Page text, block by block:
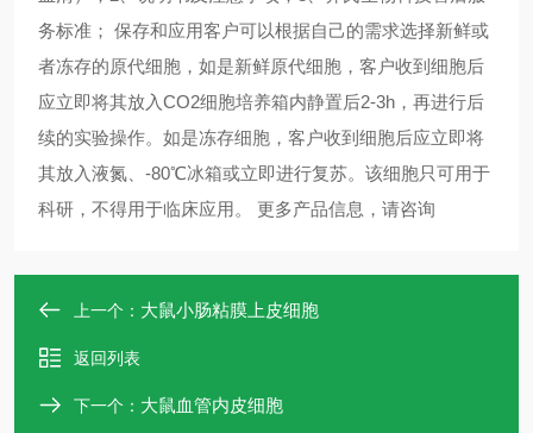
务标准； 保存和应用客户可以根据自己的需求选择新鲜或
者冻存的原代细胞，如是新鲜原代细胞，客户收到细胞后
应立即将其放入CO2细胞培养箱内静置后2-3h，再进行后
续的实验操作。如是冻存细胞，客户收到细胞后应立即将
其放入液氮、-80℃冰箱或立即进行复苏。该细胞只可用于
科研，不得用于临床应用。 更多产品信息，请咨询 ​​​​​​​
上一个： 大鼠小肠粘膜上皮细胞
返回列表
下一个： 大鼠血管内皮细胞